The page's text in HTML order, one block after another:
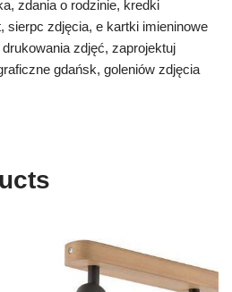
zdania o rodzinie, kredki
sierpc zdjęcia, e kartki imieninowe
zdjęć, zaprojektuj
gdańsk, goleniów zdjęcia